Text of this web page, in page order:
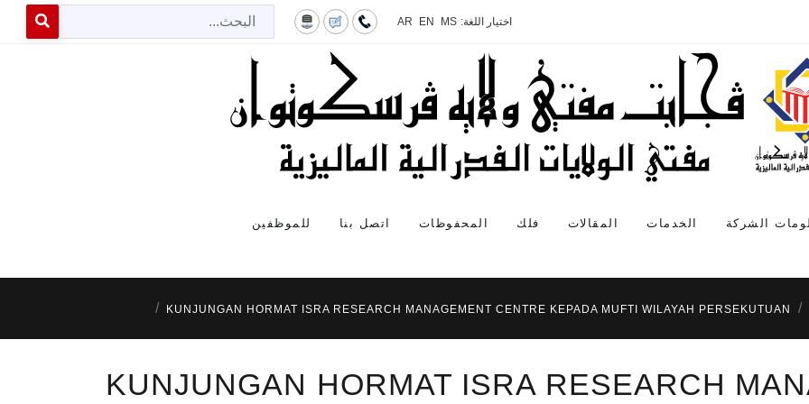
اختيار اللغة: MS
EN
AR
الشركة الخدمات المقالات فلك المحفوظات اتصل بنا للموظفين
KUNJUNGAN HORMAT ISRA RESEARCH MANAGEMENT CENTRE KEPADA MUFTI WILAYAH PERSEKUTUAN
KUNJUNGAN HORMAT ISRA RESEARCH